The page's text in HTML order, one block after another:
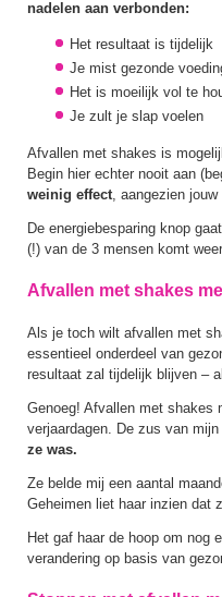
nadelen aan verbonden:
Het resultaat is tijdelijk
Je mist gezonde
Het is moeilijk vol te
Je zult je slap voelen
Afvallen met shakes is
Begin hier echter nooit aan
weinig effect, aangezien
De energiebesparing knop
(!) van de 3 mensen komt
Afvallen met shakes
Als je toch wilt afvallen met
essentieel onderdeel van
resultaat zal tijdelijk blijven –
Genoeg! Afvallen met shakes
verjaardagen. De zus van
ze was.
Ze belde mij een aantal
Geheimen liet haar inzien dat
Het gaf haar de hoop om nog
verandering op basis van